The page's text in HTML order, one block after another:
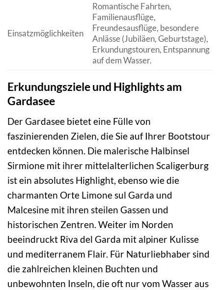
Einsatzmöglichkeiten
Romantische Fahrten,
Familienausflüge,
Freundesausflüge, besondere
Anlässe (Jubiläen, Geburtstage),
Erkundungstouren, Entspannung
auf dem Wasser.
Erkundungsziele und Highlights am
Gardasee
Der Gardasee bietet eine Fülle von
faszinierenden Zielen, die Sie auf Ihrer Bootstour
entdecken können. Die malerische Halbinsel
Sirmione mit ihrer mittelalterlichen Scaligerburg
ist ein absolutes Highlight, ebenso wie die
charmanten Orte Limone sul Garda und
Malcesine mit ihren steilen Gassen und
historischen Zentren. Weiter im Norden
beeindruckt Riva del Garda mit alpiner Kulisse
und mediterranem Flair. Für Naturliebhaber sind
die zahlreichen kleinen Buchten und
unbewohnten Inseln, die oft nur vom Wasser aus